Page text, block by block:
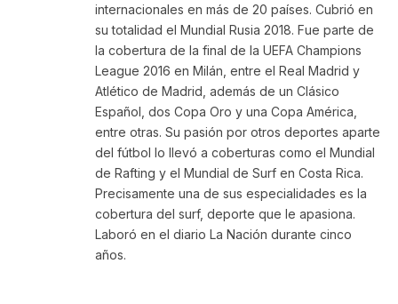
internacionales en más de 20 países. Cubrió en
su totalidad el Mundial Rusia 2018. Fue parte de
la cobertura de la final de la UEFA Champions
League 2016 en Milán, entre el Real Madrid y
Atlético de Madrid, además de un Clásico
Español, dos Copa Oro y una Copa América,
entre otras. Su pasión por otros deportes aparte
del fútbol lo llevó a coberturas como el Mundial
de Rafting y el Mundial de Surf en Costa Rica.
Precisamente una de sus especialidades es la
cobertura del surf, deporte que le apasiona.
Laboró en el diario La Nación durante cinco
años.